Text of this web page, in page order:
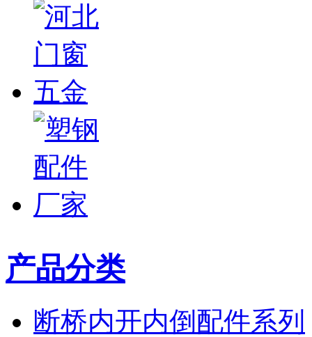
产品分类
断桥内开内倒配件系列